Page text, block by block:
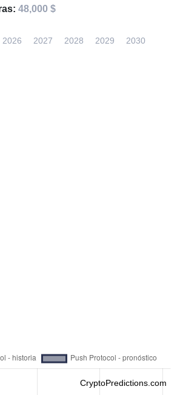
48,000 $
2026 2027 2028 2029 2030
CryptoPredictions.com